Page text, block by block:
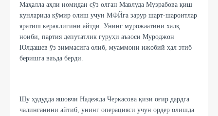
Маҳалла аҳли номидан сўз олган Мавлуда Музрабова қиш
кунларида кўмир олиш учун МФЙга зарур шарт-шароитлар
яратиш кераклигини айтди. Унинг мурожаатини халқ
ноиби, партия депутатлик гуруҳи аъзоси Муроджон
Юлдашев ўз зиммасига олиб, муаммони ижобий ҳал этиб
беришга ваъда берди.
Шу ҳудудда яшовчи Надежда Черкасова қизи оғир дардга
чалинганини айтиб, унинг операцияси учун ордер олишда